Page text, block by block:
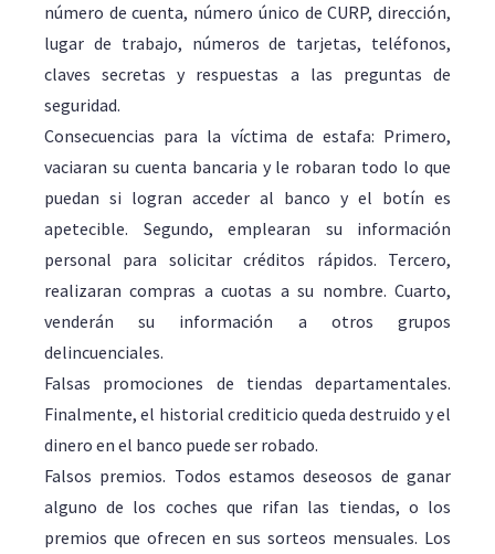
número de cuenta, número único de CURP, dirección,
lugar de trabajo, números de tarjetas, teléfonos,
claves secretas y respuestas a las preguntas de
seguridad.
Consecuencias para la víctima de estafa: Primero,
vaciaran su cuenta bancaria y le robaran todo lo que
puedan si logran acceder al banco y el botín es
apetecible. Segundo, emplearan su información
personal para solicitar créditos rápidos. Tercero,
realizaran compras a cuotas a su nombre. Cuarto,
venderán su información a otros grupos
delincuenciales.
Falsas promociones de tiendas departamentales.
Finalmente, el historial crediticio queda destruido y el
dinero en el banco puede ser robado.
Falsos premios. Todos estamos deseosos de ganar
alguno de los coches que rifan las tiendas, o los
premios que ofrecen en sus sorteos mensuales. Los